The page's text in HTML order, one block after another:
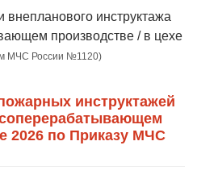
внепланового инструктажа
производстве / в цехе
МЧС России №1120)
инструктажей
2026 по Приказу МЧС